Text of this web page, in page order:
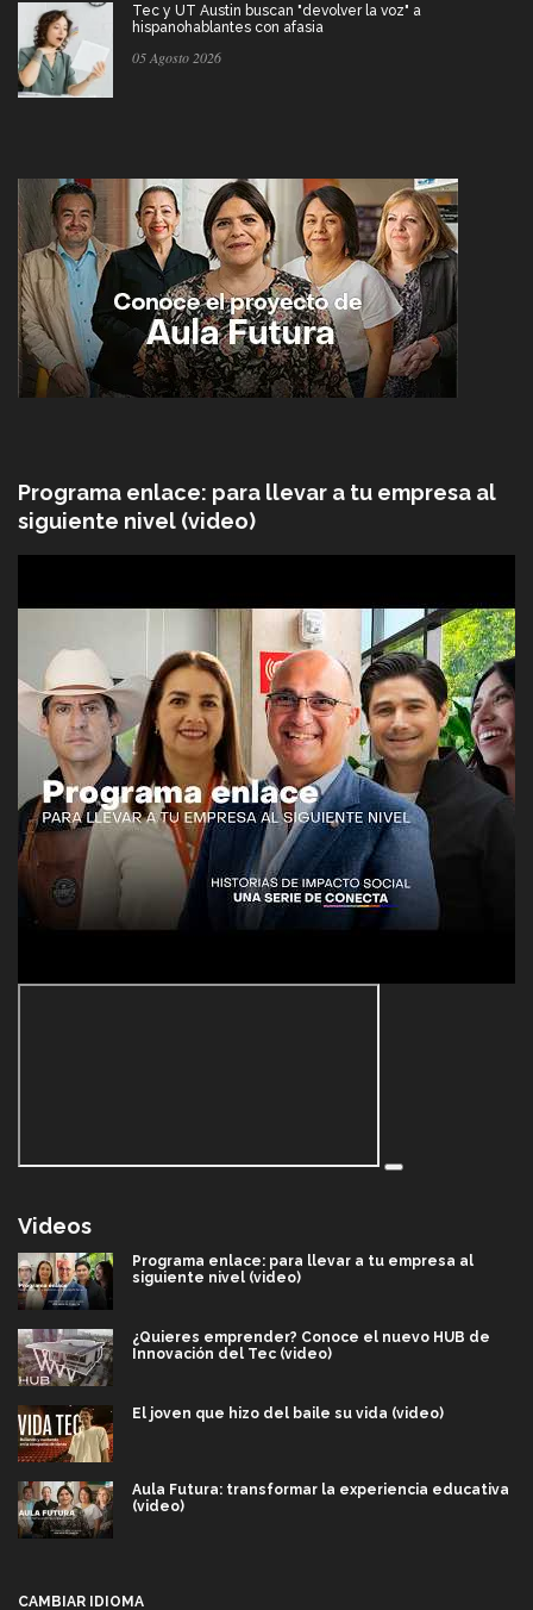
Tec y UT Austin buscan "devolver la voz" a
hispanohablantes con afasia
05 Agosto 2026
Programa enlace: para llevar a tu empresa al
siguiente nivel (video)
Videos
Programa enlace: para llevar a tu empresa al
siguiente nivel (video)
¿Quieres emprender? Conoce el nuevo HUB de
Innovación del Tec (video)
El joven que hizo del baile su vida (video)
Aula Futura: transformar la experiencia educativa
(video)
CAMBIAR IDIOMA